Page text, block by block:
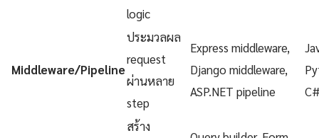
logic
Middleware/Pipeline
ประมวลผล
request
ผ่านหลาย
step
Express middleware,
Django middleware,
ASP.NET pipeline
สร้าง